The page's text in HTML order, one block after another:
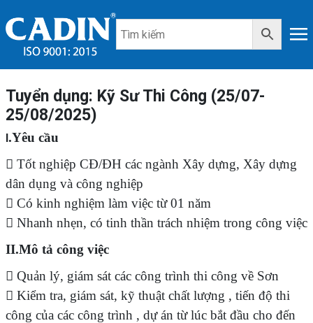
Tuyển dụng: Kỹ Sư Thi Công (25/07-
25/08/2025)
I.Yêu cầu
 Tốt nghiệp CĐ/ĐH các ngành Xây dựng, Xây dựng
dân dụng và công nghiệp
 Có kinh nghiệm làm việc từ 01 năm
 Nhanh nhẹn, có tinh thần trách nhiệm trong công việc
II.Mô tả công việc
 Quản lý, giám sát các công trình thi công về Sơn
 Kiểm tra, giám sát, kỹ thuật chất lượng , tiến độ thi
công của các công trình , dự án từ lúc bắt đầu cho đến